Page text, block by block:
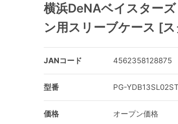
横浜DeNAベイスター
ン用スリーブケース [
JANコード 4562358128875
型番 PG-YDB13SL02ST
価格 オープン価格